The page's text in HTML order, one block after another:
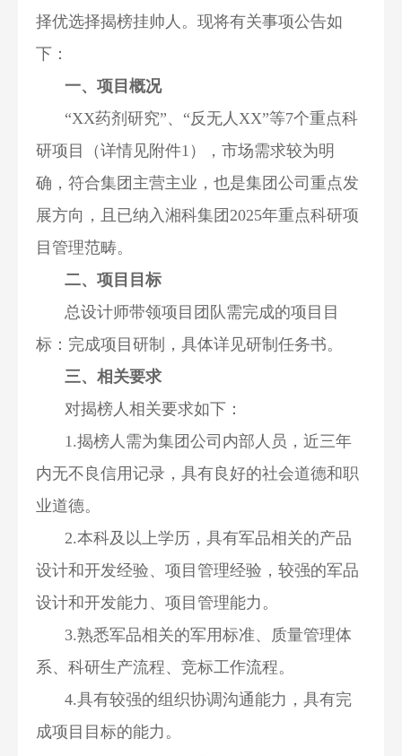
择优选择揭榜挂帅人。现将有关事项公告如
下：
一、项目概况
“XX药剂研究”、“反无人XX”等7个重点科
研项目（详情见附件1），市场需求较为明
确，符合集团主营主业，也是集团公司重点发
展方向，且已纳入湘科集团2025年重点科研项
目管理范畴。
二、项目目标
总设计师带领项目团队需完成的项目目
标：完成项目研制，具体详见研制任务书。
三、相关要求
对揭榜人相关要求如下：
1.揭榜人需为集团公司内部人员，近三年
内无不良信用记录，具有良好的社会道德和职
业道德。
2.本科及以上学历，具有军品相关的产品
设计和开发经验、项目管理经验，较强的军品
设计和开发能力、项目管理能力。
3.熟悉军品相关的军用标准、质量管理体
系、科研生产流程、竞标工作流程。
4.具有较强的组织协调沟通能力，具有完
成项目目标的能力。